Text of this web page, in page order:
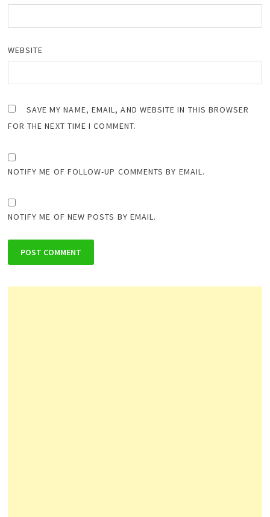
WEBSITE
SAVE MY NAME, EMAIL, AND WEBSITE IN THIS BROWSER
FOR THE NEXT TIME I COMMENT.
NOTIFY ME OF FOLLOW-UP COMMENTS BY EMAIL.
NOTIFY ME OF NEW POSTS BY EMAIL.